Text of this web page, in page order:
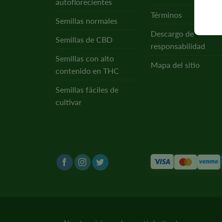
Semillas normales
Semillas de CBD
Semillas con alto
contenido en THC
Semillas fáciles de
cultivar
Términos
Descargo de
responsabilidad
Mapa del sitio